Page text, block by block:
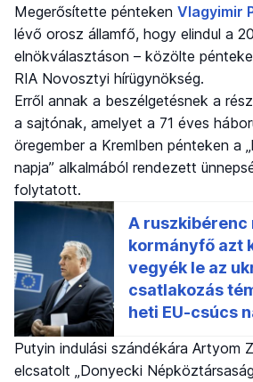
Megerősítette pénteken Vlagyimir
lévő orosz államfő, hogy elindul a
elnökválasztáson – közölte
RIA Novosztyi hírügynökség.
Erről annak a beszélgetésnek a
a sajtónak, amelyet a 71 éves
öregember a Kremlben pénteken a
napja” alkalmából rendezett
folytatott.
Putyin indulási szándékára Artyom
elcsatolt „Donyecki